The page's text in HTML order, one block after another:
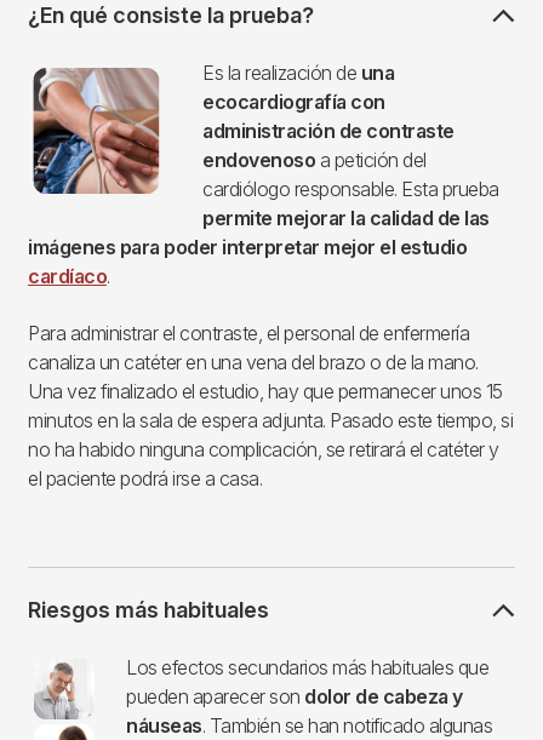
¿En qué consiste la prueba?
Imagen Es la realización de una
ecocardiografía con
administración de contraste
endovenoso a petición del
cardiólogo responsable. Esta prueba
permite mejorar la calidad de las
imágenes para poder interpretar mejor el estudio
cardíaco.
Para administrar el contraste, el personal de enfermería
canaliza un catéter en una vena del brazo o de la mano.
Una vez finalizado el estudio, hay que permanecer unos 15
minutos en la sala de espera adjunta. Pasado este tiempo, si
no ha habido ninguna complicación, se retirará el catéter y
el paciente podrá irse a casa.
Riesgos más habituales
Imagen
Los efectos secundarios más habituales que
pueden aparecer son dolor de cabeza y
náuseas. También se han notificado algunas